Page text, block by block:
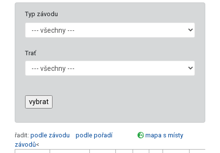
Typ závodu
Trať
řadit: podle závodu podle pořadí
mapa s místy
závodů<